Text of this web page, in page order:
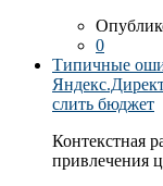
0
Типичные
слить бюджет
Контекстная
привлечения